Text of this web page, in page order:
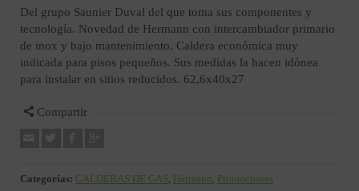
Del grupo Saunier Duval del que toma sus componentes y
tecnología. Novedad de Hermann con intercambiador primario
de inox y bajo mantenimiento. Caldera económica muy
indicada para pisos pequeños. Sus medidas la hacen idónea
para instalar en sitios reducidos. 62,6x40x27
Compartir
Categorías: CALDERAS DE GAS, Hermann, Promociones